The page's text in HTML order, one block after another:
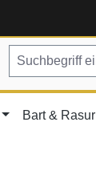
Bart & Rasur